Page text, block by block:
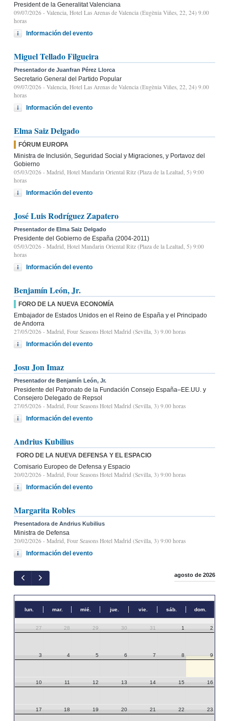
President de la Generalitat Valenciana
09/07/2026 - Valencia, Hotel Las Arenas de Valencia (Eugènia Viñes, 22, 24) 9.00
horas
Información del evento
Miguel Tellado Filgueira
Presentador de Juanfran Pérez Llorca
Secretario General del Partido Popular
09/07/2026 - Valencia, Hotel Las Arenas de Valencia (Eugènia Viñes, 22, 24) 9.00
horas
Información del evento
Elma Saiz Delgado
FÓRUM EUROPA
Ministra de Inclusión, Seguridad Social y Migraciones, y Portavoz del
Gobierno
05/03/2026 - Madrid, Hotel Mandarin Oriental Ritz (Plaza de la Lealtad, 5) 9:00
horas
Información del evento
José Luis Rodríguez Zapatero
Presentador de Elma Saiz Delgado
Presidente del Gobierno de España (2004-2011)
05/03/2026 - Madrid, Hotel Mandarin Oriental Ritz (Plaza de la Lealtad, 5) 9:00
horas
Información del evento
Benjamín León, Jr.
FORO DE LA NUEVA ECONOMÍA
Embajador de Estados Unidos en el Reino de España y el Principado
de Andorra
27/05/2026 - Madrid, Four Seasons Hotel Madrid (Sevilla, 3) 9.00 horas
Información del evento
Josu Jon Imaz
Presentador de Benjamín León, Jr.
Presidente del Patronato de la Fundación Consejo España–EE.UU. y
Consejero Delegado de Repsol
27/05/2026 - Madrid, Four Seasons Hotel Madrid (Sevilla, 3) 9.00 horas
Información del evento
Andrius Kubilius
FORO DE LA NUEVA DEFENSA Y EL ESPACIO
Comisario Europeo de Defensa y Espacio
20/02/2026 - Madrid, Four Seasons Hotel Madrid (Sevilla, 3) 9:00 horas
Información del evento
Margarita Robles
Presentadora de Andrius Kubilius
Ministra de Defensa
20/02/2026 - Madrid, Four Seasons Hotel Madrid (Sevilla, 3) 9:00 horas
Información del evento
agosto de 2026
lun. mar. mié. jue. vie. sáb. dom.
27 28 29 30 31 1 2
3 4 5 6 7 8 9
10 11 12 13 14 15 16
17 18 19 20 21 22 23